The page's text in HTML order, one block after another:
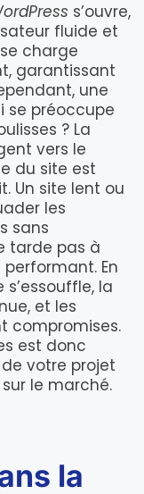
s’ouvre,
fluide et
charge
garantissant
une
se préoccupe
? La
vers le
du site est
Un site lent ou
les
sans
tarde pas à
En
la
et les
compromises.
est donc
votre projet
le marché.
la